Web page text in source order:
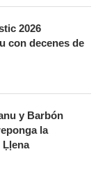
2026
con decenes de
y Barbón
la